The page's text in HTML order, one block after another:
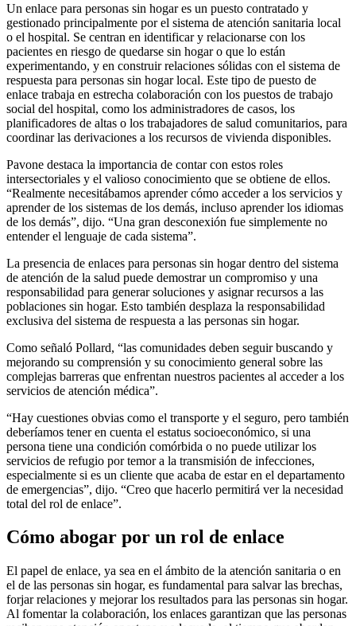
Un enlace para personas sin hogar es un puesto contratado y
gestionado principalmente por el sistema de atención sanitaria local
o el hospital. Se centran en identificar y relacionarse con los
pacientes en riesgo de quedarse sin hogar o que lo están
experimentando, y en construir relaciones sólidas con el sistema de
respuesta para personas sin hogar local. Este tipo de puesto de
enlace trabaja en estrecha colaboración con los puestos de trabajo
social del hospital, como los administradores de casos, los
planificadores de altas o los trabajadores de salud comunitarios, para
coordinar las derivaciones a los recursos de vivienda disponibles.
Pavone destaca la importancia de contar con estos roles
intersectoriales y el valioso conocimiento que se obtiene de ellos.
“Realmente necesitábamos aprender cómo acceder a los servicios y
aprender de los sistemas de los demás, incluso aprender los idiomas
de los demás”, dijo. “Una gran desconexión fue simplemente no
entender el lenguaje de cada sistema”.
La presencia de enlaces para personas sin hogar dentro del sistema
de atención de la salud puede demostrar un compromiso y una
responsabilidad para generar soluciones y asignar recursos a las
poblaciones sin hogar. Esto también desplaza la responsabilidad
exclusiva del sistema de respuesta a las personas sin hogar.
Como señaló Pollard, “las comunidades deben seguir buscando y
mejorando su comprensión y su conocimiento general sobre las
complejas barreras que enfrentan nuestros pacientes al acceder a los
servicios de atención médica”.
“Hay cuestiones obvias como el transporte y el seguro, pero también
deberíamos tener en cuenta el estatus socioeconómico, si una
persona tiene una condición comórbida o no puede utilizar los
servicios de refugio por temor a la transmisión de infecciones,
especialmente si es un cliente que acaba de estar en el departamento
de emergencias”, dijo. “Creo que hacerlo permitirá ver la necesidad
total del rol de enlace”.
Cómo abogar por un rol de enlace
El papel de enlace, ya sea en el ámbito de la atención sanitaria o en
el de las personas sin hogar, es fundamental para salvar las brechas,
forjar relaciones y mejorar los resultados para las personas sin hogar.
Al fomentar la colaboración, los enlaces garantizan que las personas